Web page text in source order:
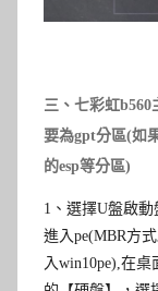
三、 七彩虹b560
要為gpt分區(如
的esp等分區)
1 、選擇U盤啟動
進入pe(MBR方
入win10pe),在桌